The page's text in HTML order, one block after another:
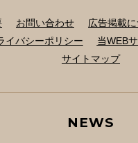
お問い合わせ 広告掲載
イバシーポリシー
当WEB
サイトマップ
NEWS